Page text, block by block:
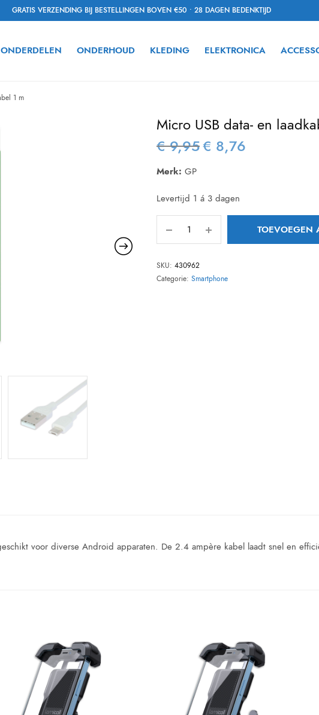
GRATIS VERZENDING BIJ BESTELLINGEN BOVEN €50 • 28 DAGEN BEDENKTIJD
ONDERDELEN ONDERHOUD KLEDING ELEKTRONICA
1 m
Micro USB data- en
€9,95 Oorspronkelijke
€ 8,76
Merk: GP
Levertijd 1 á 3 dagen
TOEVOEGEN
SKU: 430962
Categorie: Smartphone
voor diverse Android apparaten. De 2.4 ampère kabel laadt snel en